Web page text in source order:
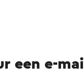
een e-mail